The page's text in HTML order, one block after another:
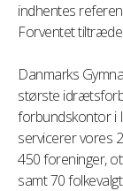
indhentes
Forventet
Danmarks
største
forbundskontor i
servicerer vores
450 foreninger,
samt 70